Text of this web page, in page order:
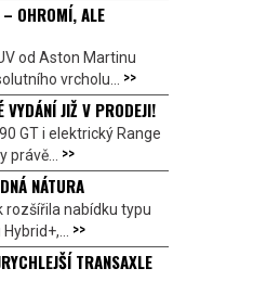
OHROMÍ, ALE
od Aston Martinu
vrcholu... >>
JIŽ V PRODEJI!
GT i elektrický Range
právě... >>
NÁTURA
rozšířila nabídku typu
>>
TRANSAXLE